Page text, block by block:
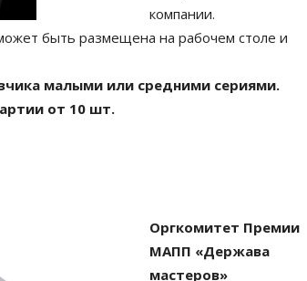
компании.
быть размещена на рабочем столе и
малыми или средними сериями.
от 10 шт.
Оргкомитет Премии
МАПП «Держава
мастеров»